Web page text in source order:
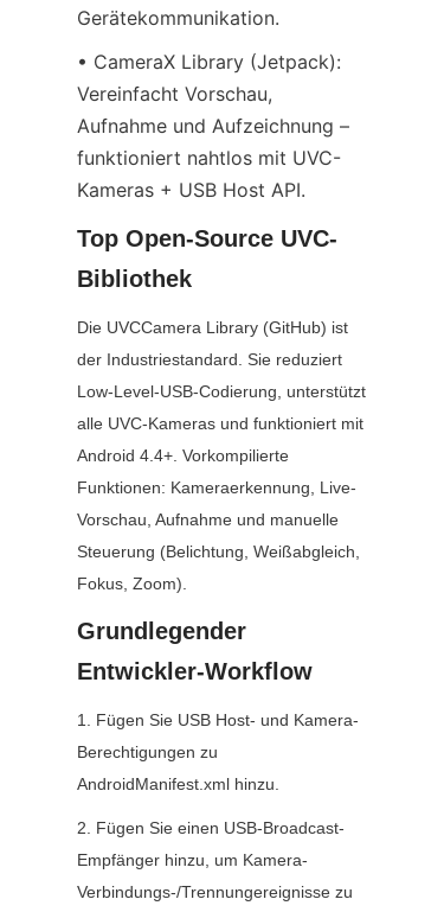
Gerätekommunikation.
• CameraX Library (Jetpack):
Vereinfacht Vorschau,
Aufnahme und Aufzeichnung –
funktioniert nahtlos mit UVC-
Kameras + USB Host API.
Top Open-Source UVC-
Bibliothek
Die UVCCamera Library (GitHub) ist
der Industriestandard. Sie reduziert
Low-Level-USB-Codierung, unterstützt
alle UVC-Kameras und funktioniert mit
Android 4.4+. Vorkompilierte
Funktionen: Kameraerkennung, Live-
Vorschau, Aufnahme und manuelle
Steuerung (Belichtung, Weißabgleich,
Fokus, Zoom).
Grundlegender
Entwickler-Workflow
1. Fügen Sie USB Host- und Kamera-
Berechtigungen zu
AndroidManifest.xml hinzu.
2. Fügen Sie einen USB-Broadcast-
Empfänger hinzu, um Kamera-
Verbindungs-/Trennungereignisse zu